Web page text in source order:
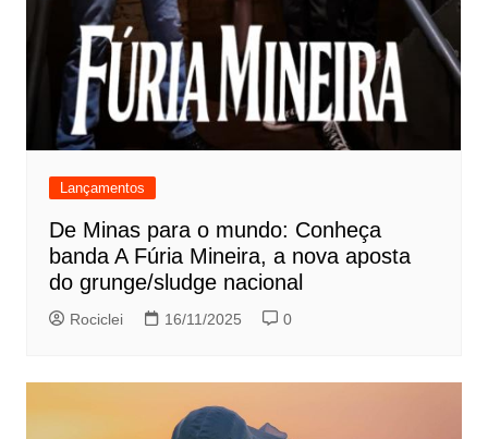
Lançamentos
De Minas para o mundo: Conheça
banda A Fúria Mineira, a nova aposta
do grunge/sludge nacional
Rociclei 16/11/2025 0